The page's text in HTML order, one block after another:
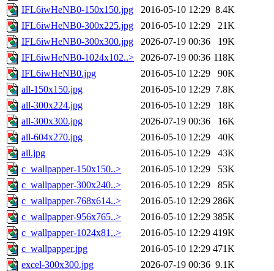
IFL6iwHeNB0-150x150.jpg
2016-05-10 12:29 8.4K
IFL6iwHeNB0-300x225.jpg
2016-05-10 12:29
21K
IFL6iwHeNB0-300x300.jpg
2026-07-19 00:36
19K
IFL6iwHeNB0-1024x102..>
2026-07-19 00:36 118K
IFL6iwHeNB0.jpg
2016-05-10 12:29
90K
all-150x150.jpg
2016-05-10 12:29 7.8K
all-300x224.jpg
2016-05-10 12:29
18K
all-300x300.jpg
2026-07-19 00:36
16K
all-604x270.jpg
2016-05-10 12:29
40K
all.jpg
2016-05-10 12:29
43K
c_wallpapper-150x150..>
2016-05-10 12:29
53K
c_wallpapper-300x240..>
2016-05-10 12:29
85K
c_wallpapper-768x614..>
2016-05-10 12:29 286K
c_wallpapper-956x765..>
2016-05-10 12:29 385K
c_wallpapper-1024x81..>
2016-05-10 12:29 419K
c_wallpapper.jpg
2016-05-10 12:29 471K
excel-300x300.jpg
2026-07-19 00:36 9.1K